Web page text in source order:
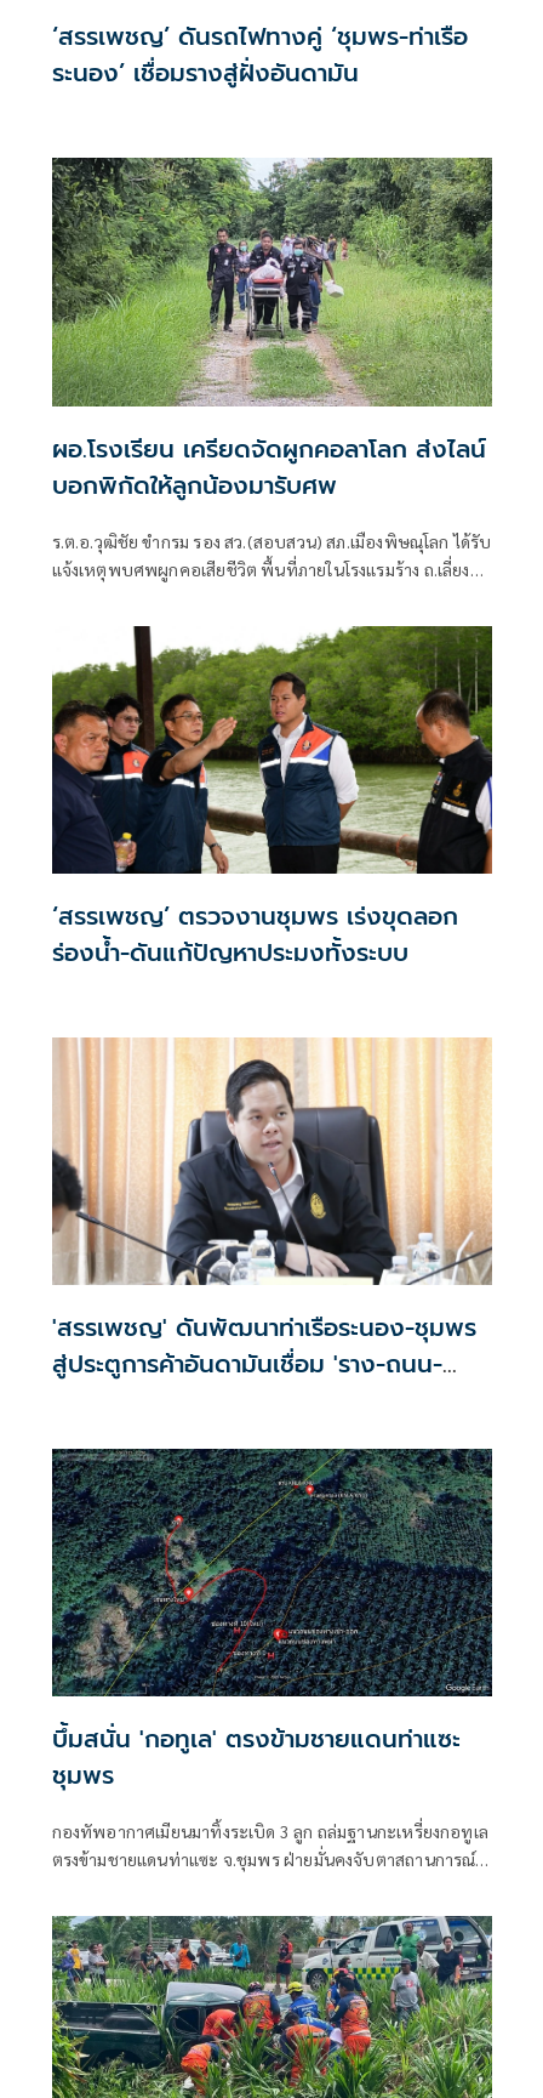
‘สรรเพชญ’ ดันรถไฟทางคู่ ‘ชุมพร-ท่าเรือ
ระนอง’ เชื่อมรางสู่ฝั่งอันดามัน
ผอ.โรงเรียน เครียดจัดผูกคอลาโลก ส่งไลน์
บอกพิกัดให้ลูกน้องมารับศพ
ร.ต.อ.วุฒิชัย ขำกรม รอง สว.(สอบสวน) สภ.เมืองพิษณุโลก ได้รับ
แจ้งเหตุพบศพผูกคอเสียชีวิต พื้นที่ภายในโรงแรมร้าง ถ.เลี่ยง
พิษณุโลก จึงรุดตรวจสอบที่เกิดเหตุพร้อมด้วยกู้ภัยพิษณุโลก
มูลนิธิประสาทบุญสถาน แพทย์เวรโรงพยาบาลพุทธชินราช
พิษณุโลก เมื่อมาถึงที่เกิดเหตุพบร่างผู้เสียชีวิตผูกคอตนเองใต้
ต้นยาง
‘สรรเพชญ’ ตรวจงานชุมพร เร่งขุดลอก
ร่องน้ำ-ดันแก้ปัญหาประมงทั้งระบบ
'สรรเพชญ' ดันพัฒนาท่าเรือระนอง-ชุมพร
สู่ประตูการค้าอันดามันเชื่อม 'ราง-ถนน-
บึ้มสนั่น 'กอทูเล' ตรงข้ามชายแดนท่าแซะ
ชุมพร
กองทัพอากาศเมียนมาทิ้งระเบิด 3 ลูก ถล่มฐานกะเหรี่ยงกอทูเล
ตรงข้ามชายแดนท่าแซะ จ.ชุมพร ฝ่ายมั่นคงจับตาสถานการณ์